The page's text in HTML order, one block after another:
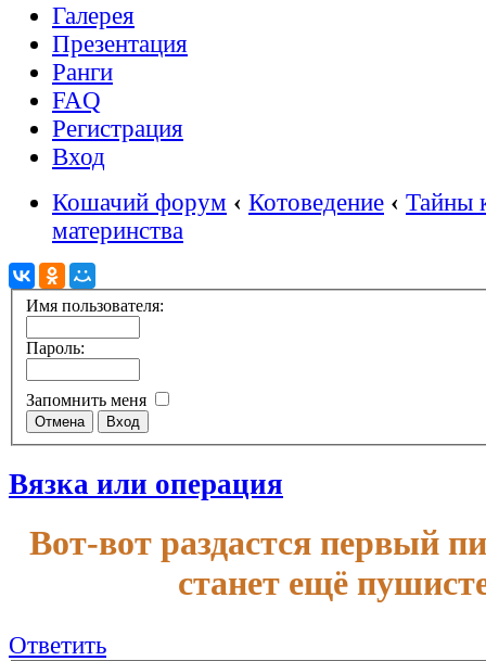
Галерея
Презентация
Ранги
FAQ
Регистрация
Вход
Кошачий форум ‹ Котоведение ‹ Тайны
материнства
Имя пользователя:
Пароль:
Запомнить меня
Вязка или операция
Вот-вот раздастся первый
станет ещё
Ответить